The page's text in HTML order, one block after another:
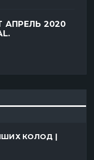
АПРЕЛЬ 2020
КОЛОД |